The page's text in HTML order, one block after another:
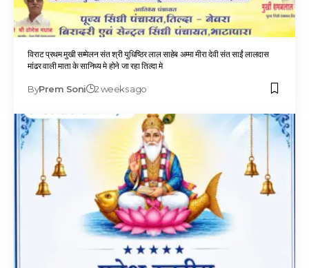
विराट प्रथम मुखी सम्मेलन संत श्री युधिष्ठिर लाल साहेब अम्मा मीरा देवी संत साईं लालदास
मांढर वाली माता के सानिध्य मे होने जा रहा तिल्दा मे
ByPrem Soni 2 weeks ago